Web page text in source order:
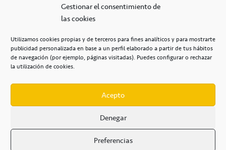
Gestionar el consentimiento de
las cookies
Utilizamos cookies propias y de terceros para fines analíticos y para mostrarte
publicidad personalizada en base a un perfil elaborado a partir de tus hábitos
de navegación (por ejemplo, páginas visitadas). Puedes configurar o rechazar
la utilización de cookies.
Acepto
Denegar
Preferencias
secretaria@cbcanarias.es
+34 922 253 684
Casa del Deporte / 38108 – La Laguna
POLÍTICA DE PRIVACIDAD / POLÍTICA DE COOKIES /
AVISO LEGAL / CONDICIONES